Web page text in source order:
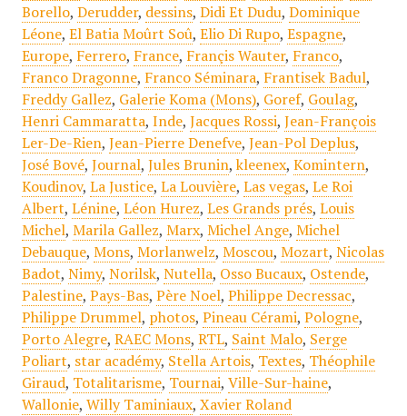
Borello, Derudder, dessins, Didi Et Dudu, Dominique
Léone, El Batia Moûrt Soû, Elio Di Rupo, Espagne,
Europe, Ferrero, France, Françis Wauter, Franco,
Franco Dragonne, Franco Séminara, Frantisek Badul,
Freddy Gallez, Galerie Koma (Mons), Goref, Goulag,
Henri Cammaratta, Inde, Jacques Rossi, Jean-François
Ler-De-Rien, Jean-Pierre Denefve, Jean-Pol Deplus,
José Bové, Journal, Jules Brunin,kleenex, Komintern,
Koudinov, La Justice, La Louvière, Las vegas, Le Roi
Albert, Lénine, Léon Hurez, Les Grands prés, Louis
Michel, Marila Gallez, Marx, Michel Ange, Michel
Debauque, Mons, Morlanwelz, Moscou, Mozart, Nicolas
Badot, Nimy, Norilsk, Nutella, Osso Bucaux, Ostende,
Palestine, Pays-Bas, Père Noel, Philippe Decressac,
Philippe Drummel, photos, Pineau Cérami, Pologne,
Porto Alegre, RAEC Mons, RTL, Saint Malo, Serge
Poliart, star académy, Stella Artois, Textes, Théophile
Giraud, Totalitarisme, Tournai, Ville-Sur-haine,
Wallonie, Willy Taminiaux, Xavier Roland